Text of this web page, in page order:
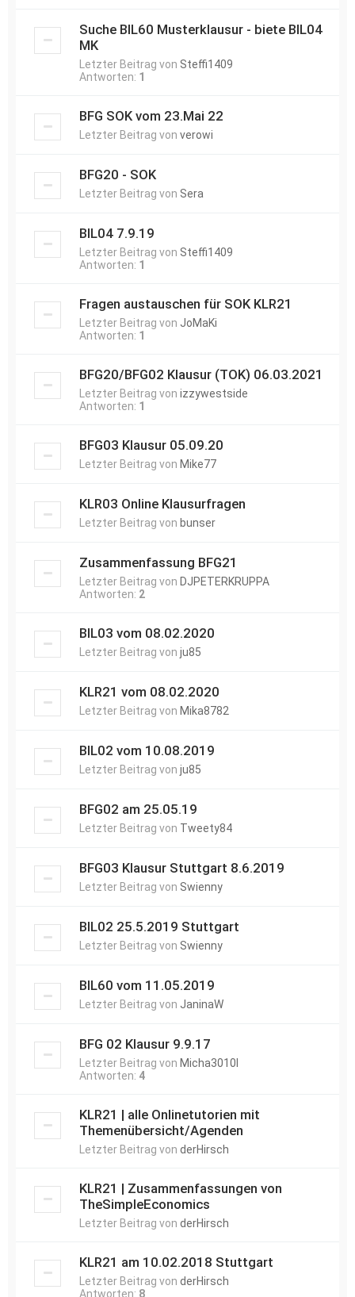
Suche BIL60 Musterklausur - biete BIL04
MK
Letzter Beitrag von Steffi1409
Antworten: 1
BFG SOK vom 23.Mai 22
Letzter Beitrag von verowi
BFG20 - SOK
Letzter Beitrag von Sera
BIL04 7.9.19
Letzter Beitrag von Steffi1409
Antworten: 1
Fragen austauschen für SOK KLR21
Letzter Beitrag von JoMaKi
Antworten: 1
BFG20/BFG02 Klausur (TOK) 06.03.2021
Letzter Beitrag von izzywestside
Antworten: 1
BFG03 Klausur 05.09.20
Letzter Beitrag von Mike77
KLR03 Online Klausurfragen
Letzter Beitrag von bunser
Zusammenfassung BFG21
Letzter Beitrag von DJPETERKRUPPA
Antworten: 2
BIL03 vom 08.02.2020
Letzter Beitrag von ju85
KLR21 vom 08.02.2020
Letzter Beitrag von Mika8782
BIL02 vom 10.08.2019
Letzter Beitrag von ju85
BFG02 am 25.05.19
Letzter Beitrag von Tweety84
BFG03 Klausur Stuttgart 8.6.2019
Letzter Beitrag von Swienny
BIL02 25.5.2019 Stuttgart
Letzter Beitrag von Swienny
BIL60 vom 11.05.2019
Letzter Beitrag von JaninaW
BFG 02 Klausur 9.9.17
Letzter Beitrag von Micha3010l
Antworten: 4
KLR21 | alle Onlinetutorien mit
Themenübersicht/Agenden
Letzter Beitrag von derHirsch
KLR21 | Zusammenfassungen von
TheSimpleEconomics
Letzter Beitrag von derHirsch
KLR21 am 10.02.2018 Stuttgart
Letzter Beitrag von derHirsch
Antworten: 8